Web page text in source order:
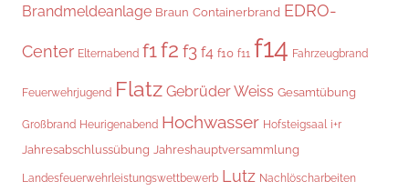
Brandmeldeanlage Braun Containerbrand EDRO-
Center Elternabend f1f2 f3 f4 f10 f11 f14 Fahrzeugbrand
Feuerwehrjugend Flatz Gebrüder Weiss Gesamtübung
Großbrand Heurigenabend Hochwasser Hofsteigsaal i+r
Jahresabschlussübung Jahreshauptversammlung
Landesfeuerwehrleistungswettbewerb Lutz Nachlöscharbeiten